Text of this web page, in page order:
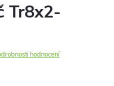
Tr8x2-
hodnocení